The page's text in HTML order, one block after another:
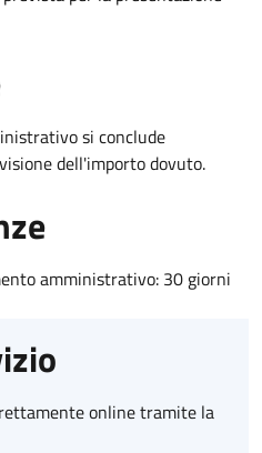
si conclude
dell'importo dovuto.
amministrativo: 30 giorni
online tramite la